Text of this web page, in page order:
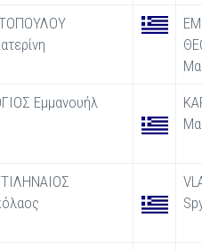
Εμμανουήλ